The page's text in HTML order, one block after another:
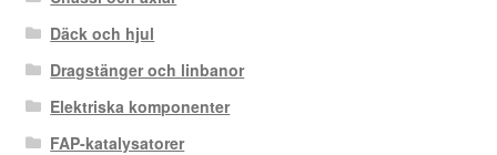
Däck och hjul
Dragstänger och linbanor
Elektriska komponenter
FAP-katalysatorer